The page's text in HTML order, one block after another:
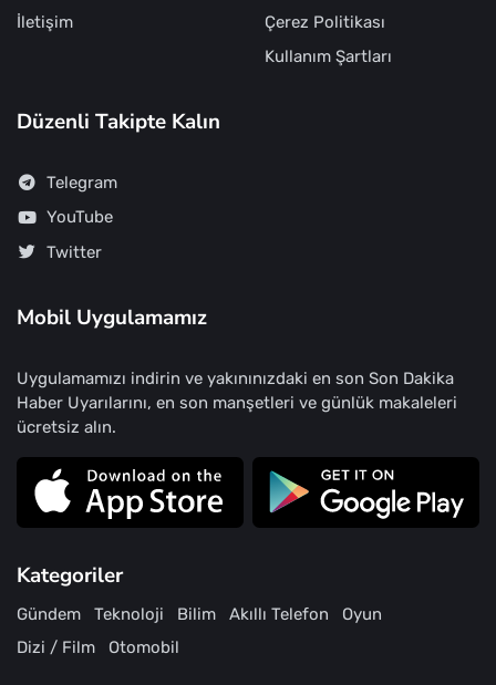
İletişim
Çerez Politikası
Kullanım Şartları
Düzenli Takipte Kalın
Telegram
YouTube
Twitter
Mobil Uygulamamız
Uygulamamızı indirin ve yakınınızdaki en son Son Dakika
Haber Uyarılarını, en son manşetleri ve günlük makaleleri
ücretsiz alın.
Kategoriler
Gündem Teknoloji Bilim Akıllı Telefon
Oyun
Dizi / Film
Otomobil